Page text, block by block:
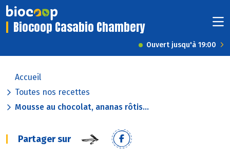
Biocoop Casabio Chambery
Ouvert jusqu'à 19:00
Accueil
Toutes nos recettes
Mousse au chocolat, ananas rôtis...
Partager sur